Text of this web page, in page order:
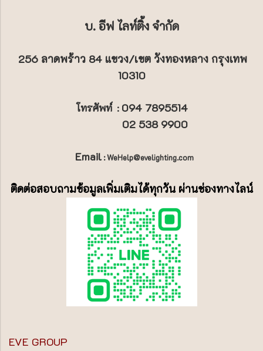
บ. อีฟ ไลท์ติ้ง จำกัด
256 ลาดพร้าว 84 แขวง/เขต วังทองหลาง กรุงเทพ
10310
โทรศัพท์: 094 7895514
02 538 9900
Email: WeHelp@evelighting.com
ติดต่อสอบถามข้อมูลเพิ่มเติมได้ทุกวัน ผ่านช่องทางไลน์
EVE GROUP